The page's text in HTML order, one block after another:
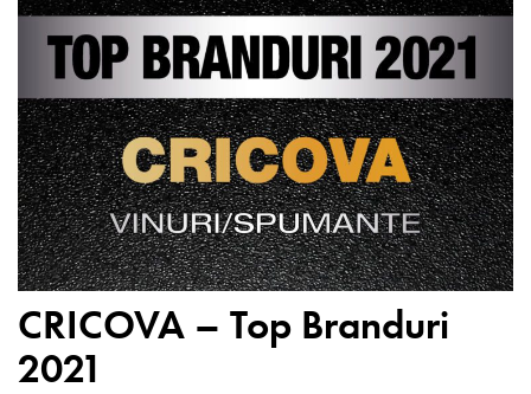
CRICOVA – Top Branduri
2021